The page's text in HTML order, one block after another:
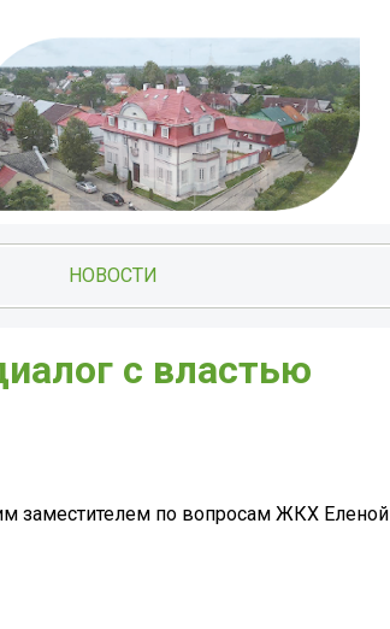
НОВОСТИ
с властью
заместителем по вопросам ЖКХ Еленой